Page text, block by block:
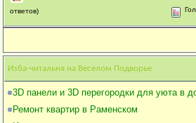
ответов)
Изба-читальня на Веселом Подворье
3D панели и 3D перегородки для уюта в
Ремонт квартир в Раменском